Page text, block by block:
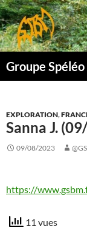
Aller
au
contenu
Groupe
EXPLORATION,
Sanna J.
09/08/2023
https://
11 vues